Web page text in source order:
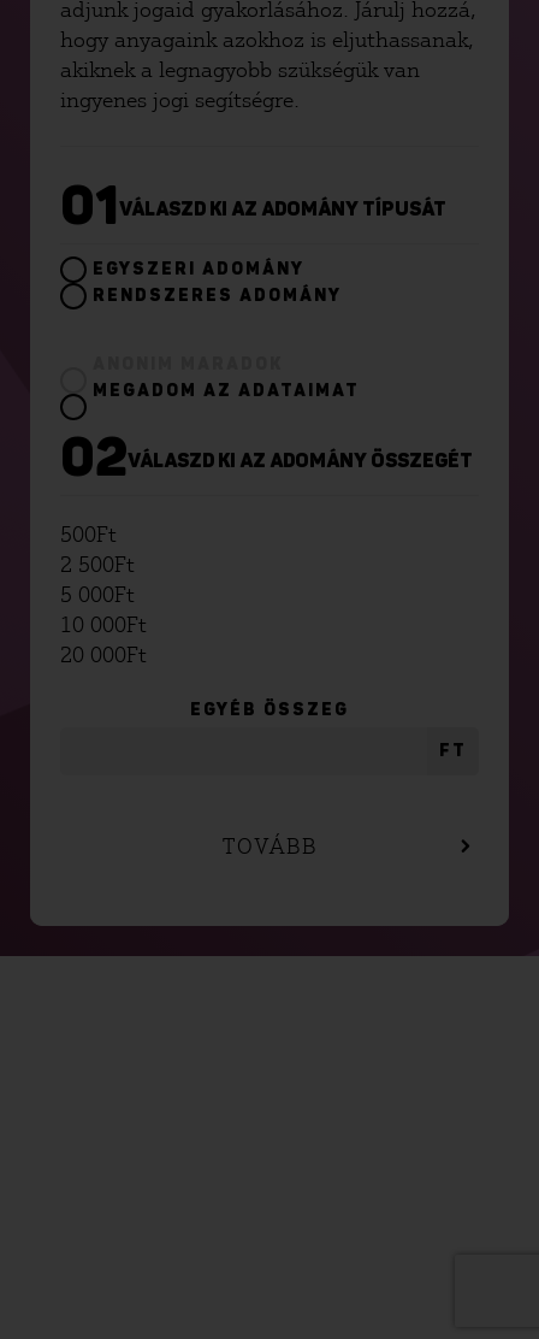
adjunk jogaid gyakorlásához. Járulj hozzá,
hogy anyagaink azokhoz is eljuthassanak,
akiknek a legnagyobb szükségük van
ingyenes jogi segítségre.
01 VÁLASZD KI AZ ADOMÁNY TÍPUSÁT
EGYSZERI ADOMÁNY
RENDSZERES ADOMÁNY
MEGADOM AZ ADATAIMAT
02VÁLASZD KI AZ ADOMÁNY ÖSSZEGÉT
500Ft
2 500Ft
5 000Ft
10 000Ft
20 000Ft
EGYÉB ÖSSZEG
FT
TOVÁBB